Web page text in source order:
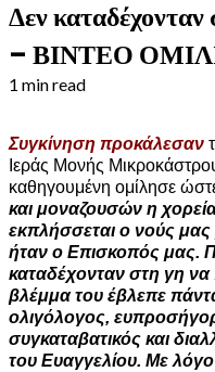
Δεν
– ΒΙΝΤΕΟ
1 min read
Συγκίνηση προκάλεσαν
Ιεράς Μονής
καθηγουμένη ομίλησε
και μοναζουσών η
εκπλήσσεται ο νούς
ήταν ο Επισκοπός μας.
καταδέχονταν στη γη να
βλέμμα του έβλεπε
ολιγόλογος,
συγκαταβατικός και
του Ευαγγελίου. Με